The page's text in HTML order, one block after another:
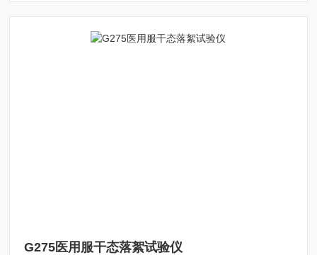
G275医用服干态落絮试验仪